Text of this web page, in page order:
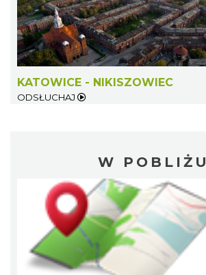
KATOWICE - NIKISZOWIEC
ODSŁUCHAJ
W POBLIŻU